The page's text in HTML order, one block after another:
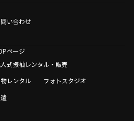
い合わせ
ページ
式振袖レンタル・販売
レンタル
フォトスタジオ